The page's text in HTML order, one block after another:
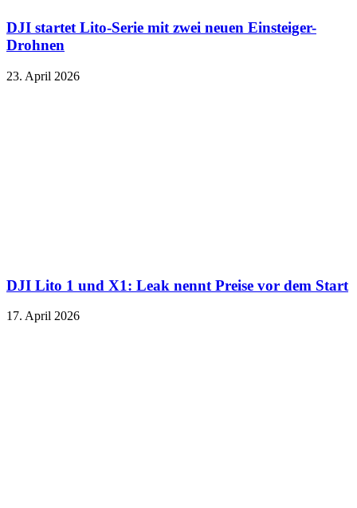
DJI startet Lito-Serie mit zwei neuen Einsteiger-
Drohnen
23. April 2026
DJI Lito 1 und X1: Leak nennt Preise vor dem Start
17. April 2026